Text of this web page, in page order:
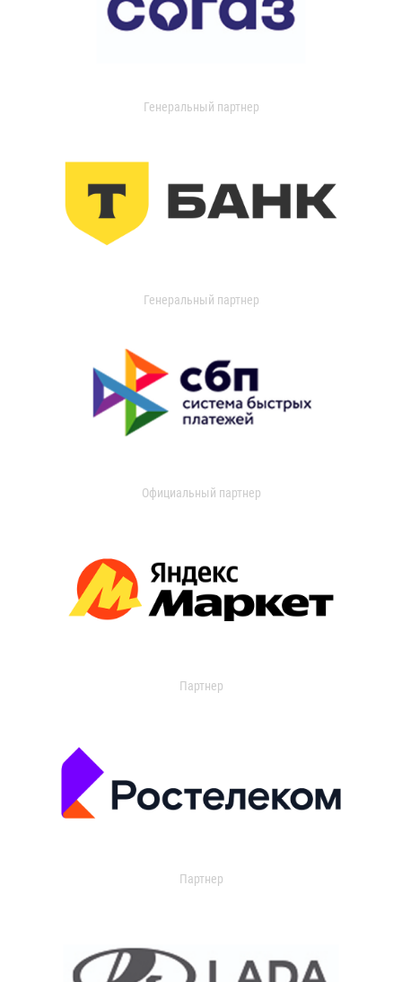
Генеральный партнер
Генеральный партнер
Официальный партнер
Партнер
Партнер